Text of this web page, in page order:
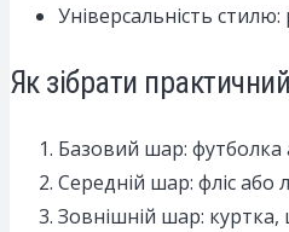
Універсальність стилю:
Як зібрати
Базовий шар: футболка
Середній шар: фліс або
Зовнішній шар: куртка,